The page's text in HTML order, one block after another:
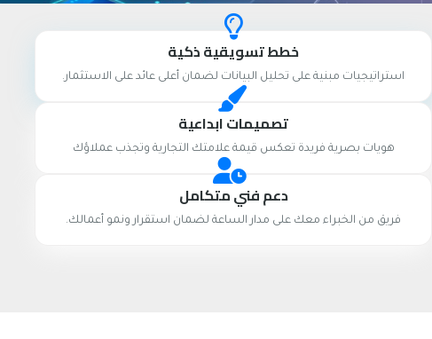
خطط تسويقية ذكية
استراتيجيات مبنية على تحليل البيانات لضمان أعلى عائد على الاستثمار.
تصميمات ابداعية
هويات بصرية فريدة تعكس قيمة علامتك التجارية وتجذب عملاؤك
دعم فني متكامل
فريق من الخبراء معك على مدار الساعة لضمان استقرار ونمو أعمالك.